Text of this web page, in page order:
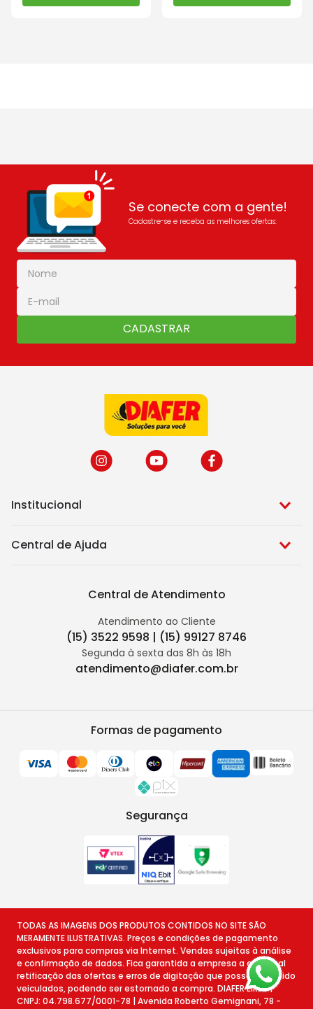
Se conecte com a gente!
Cadastre-se e receba as melhores ofertas:
CADASTRAR
Institucional
Central de Ajuda
Central de Atendimento
Atendimento ao Cliente
(15) 3522 9598 | (15) 99127 8746
Segunda à sexta das 8h às 18h
atendimento@diafer.com.br
Formas de pagamento
Segurança
TODAS AS IMAGENS DOS PRODUTOS CONTIDOS NO SITE SÃO
MERAMENTE ILUSTRATIVAS. Preços e condições de pagamento
exclusivos para compras via Internet. Vendas sujeitas à análise
e confirmação de dados. Fica garantida a empresa a eventual
retificação das ofertas e erros de digitação que possam ter sido
veiculados, podendo ser estornado a compra. DIAFER EIRELI |
CNPJ: 04.798.677/0001-78 | Avenida Roberto Gemignani, 78 -